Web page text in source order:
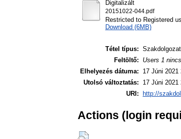
Digitalizált
20151022-044.pdf
Restricted to Registered
Download (6MB)
Tétel típus:
Feltöltő:
Users 1
Elhelyezés dátuma:
17 Júni 2021
Utolsó változtatás:
17 Júni 2021
URI:
http://
Actions (login